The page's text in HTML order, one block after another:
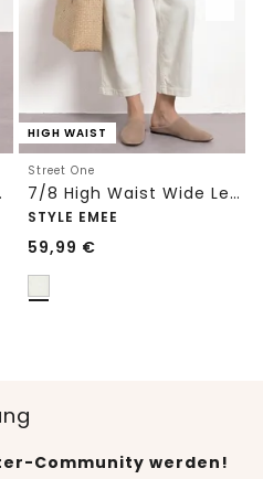
Fit
HIGH WAIST
Street One
7/8 High Waist Wide Leg Jeans im Loose Fit
STYLE EMEE
59,99 €
Community werden!